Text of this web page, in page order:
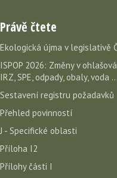
Právě čtete
Ekologická újma v legislativě
ISPOP 2026: Změny v
IRZ, SPE, odpady, obaly, voda ...
Sestavení registru požadavků
Přehled povinností
J - Specifické oblasti
Příloha I2
Přílohy části I